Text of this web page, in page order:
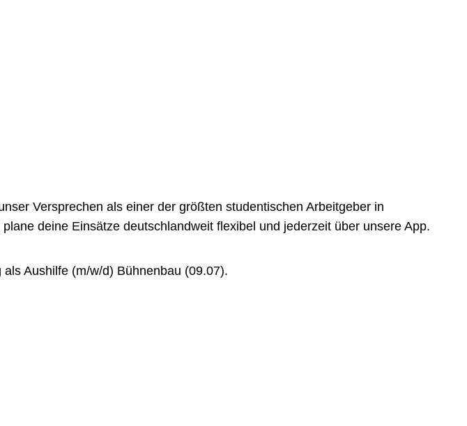
Versprechen als einer der größten studentischen Arbeitgeber in
deine Einsätze deutschlandweit flexibel und jederzeit über unsere App.
Aushilfe (m/w/d) Bühnenbau (09.07).